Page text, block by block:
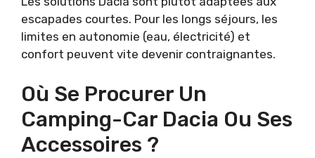
escapades courtes. Pour les longs séjours, les
limites en autonomie (eau, électricité) et
confort peuvent vite devenir contraignantes.
Où Se Procurer Un
Camping-Car Dacia Ou Ses
Accessoires ?